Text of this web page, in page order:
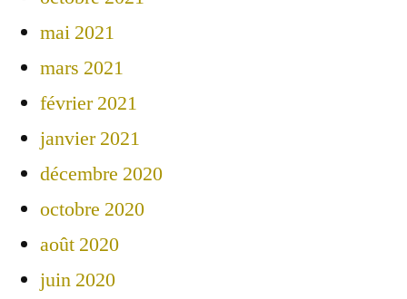
mai 2021
mars 2021
février 2021
janvier 2021
décembre 2020
octobre 2020
août 2020
juin 2020